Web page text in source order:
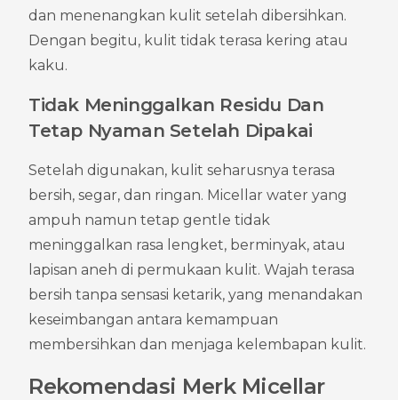
dan menenangkan kulit setelah dibersihkan.
Dengan begitu, kulit tidak terasa kering atau
kaku.
Tidak Meninggalkan Residu Dan
Tetap Nyaman Setelah Dipakai
Setelah digunakan, kulit seharusnya terasa
bersih, segar, dan ringan. Micellar water yang
ampuh namun tetap gentle tidak
meninggalkan rasa lengket, berminyak, atau
lapisan aneh di permukaan kulit. Wajah terasa
bersih tanpa sensasi ketarik, yang menandakan
keseimbangan antara kemampuan
membersihkan dan menjaga kelembapan kulit.
Rekomendasi Merk Micellar